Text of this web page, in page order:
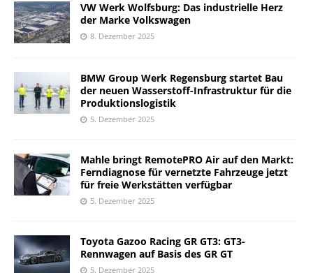
VW Werk Wolfsburg: Das industrielle Herz
der Marke Volkswagen
8. Dezember 2025
BMW Group Werk Regensburg startet Bau
der neuen Wasserstoff-Infrastruktur für die
Produktionslogistik
5. Dezember 2025
Mahle bringt RemotePRO Air auf den Markt:
Ferndiagnose für vernetzte Fahrzeuge jetzt
für freie Werkstätten verfügbar
5. Dezember 2025
Toyota Gazoo Racing GR GT3: GT3-
Rennwagen auf Basis des GR GT
5. Dezember 2025